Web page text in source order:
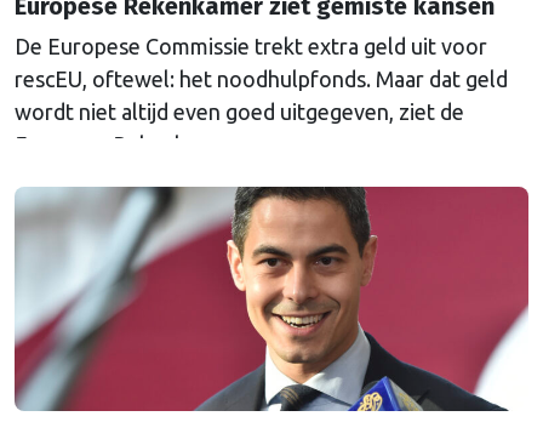
Europese Rekenkamer ziet gemiste kansen
De Europese Commissie trekt extra geld uit voor
rescEU, oftewel: het noodhulpfonds. Maar dat geld
wordt niet altijd even goed uitgegeven, ziet de
Europese Rekenkamer.